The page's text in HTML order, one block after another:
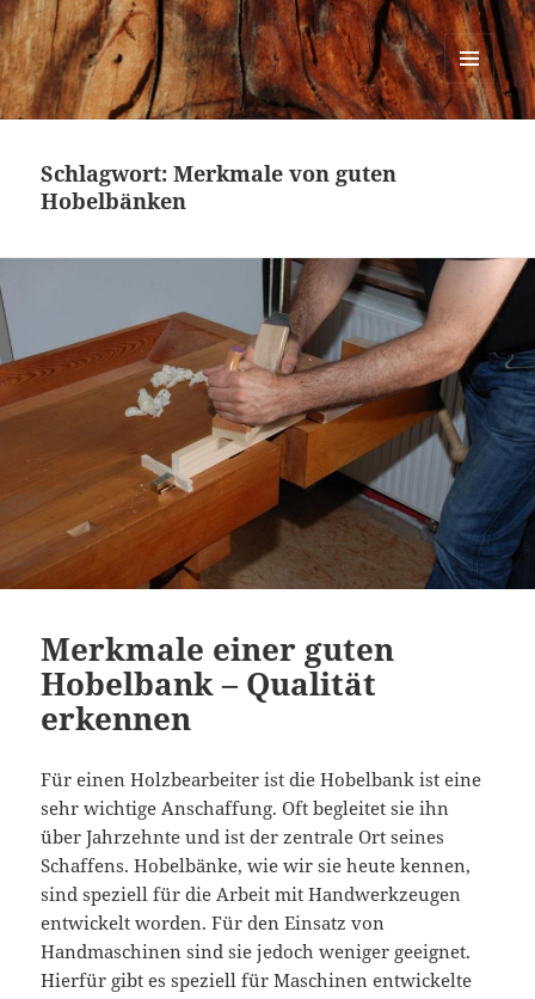
Urban Woodworking
MENÜ
UND
Schlagwort:Merkmale von guten
Hobelbänken
Merkmale einer guten
Hobelbank – Qualität
erkennen
Für einen Holzbearbeiter ist die Hobelbank ist eine
sehr wichtige Anschaffung. Oft begleitet sie ihn
über Jahrzehnte und ist der zentrale Ort seines
Schaffens. Hobelbänke, wie wir sie heute kennen,
sind speziell für die Arbeit mit Handwerkzeugen
entwickelt worden. Für den Einsatz von
Handmaschinen sind sie jedoch weniger geeignet.
Hierfür gibt es speziell für Maschinen entwickelte